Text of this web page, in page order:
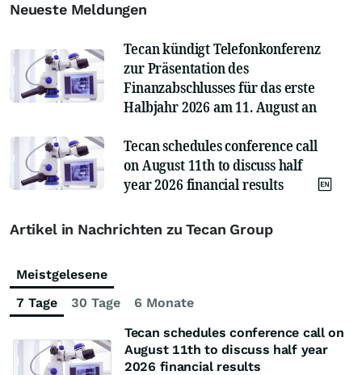
Neueste Meldungen
Tecan kündigt Telefonkonferenz
zur Präsentation des
Finanzabschlusses für das erste
Halbjahr 2026 am 11. August an
Tecan schedules conference call
on August 11th to discuss half
year 2026 financial results
Artikel in Nachrichten zu Tecan Group
Meistgelesene
7 Tage
30 Tage
6 Monate
Tecan schedules conference call on
August 11th to discuss half year
2026 financial results